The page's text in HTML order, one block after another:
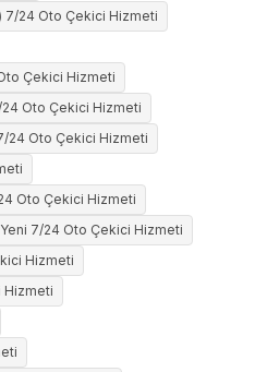
7/24 Oto Çekici Hizmeti
Çekici Hizmeti
24 Oto Çekici Hizmeti
24 Oto Çekici Hizmeti
Oto Çekici Hizmeti
Yeni 7/24 Oto Çekici Hizmeti
Hizmeti
Hizmeti